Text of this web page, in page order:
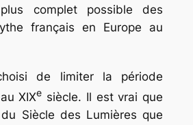
complet possible des
français en Europe au
de limiter la période
XIXe siècle. Il est vrai que
Siècle des Lumières que